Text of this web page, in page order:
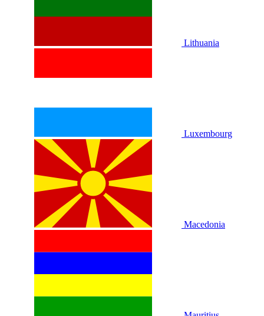
Lithuania
Luxembourg
Macedonia